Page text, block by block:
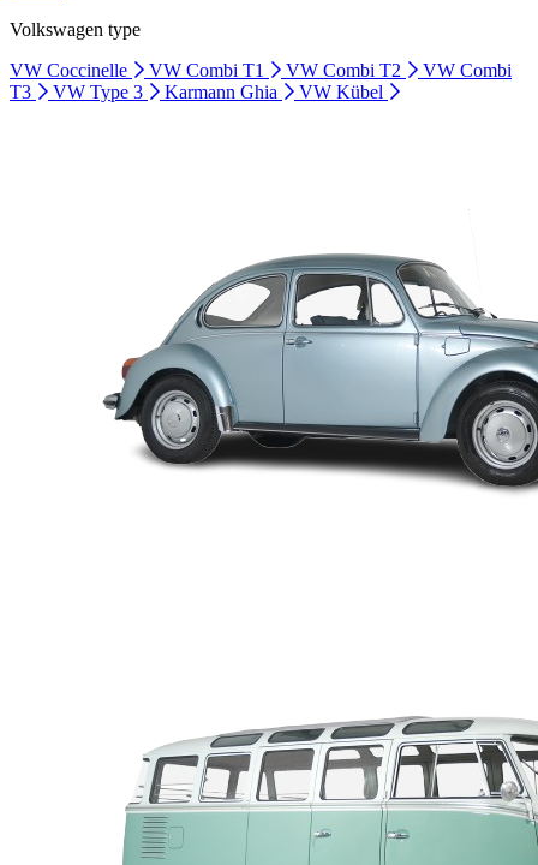
Volkswagen type
VW Coccinelle
VW Combi T1 VW Combi T2
VW Combi
T3
VW Type 3 Karmann Ghia VW Kübel